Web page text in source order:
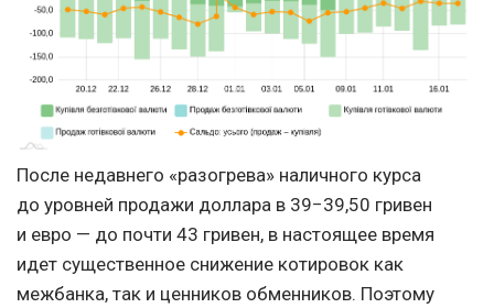
После недавнего «разогрева» наличного курса
до уровней продажи доллара в 39−39,50 гривен
и евро — до почти 43 гривен, в настоящее время
идет существенное снижение котировок как
межбанка, так и ценников обменников. Поэтому